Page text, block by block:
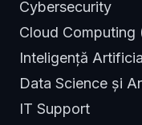
Cybersecurity
Cloud Computing
Inteligență
Data Science și
IT Support